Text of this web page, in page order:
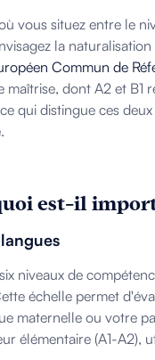
vous situez entre le
la
Commun de
maîtrise, dont A2 et B1
qui distingue ces
est-il
niveaux de
échelle permet
maternelle ou votre
élémentaire (A1-A2),